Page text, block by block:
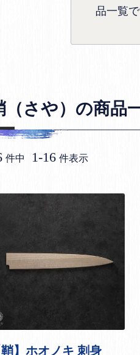
品一覧で
（さや）の商品
件中 1-16 件表示
鞘】ホオノキ 刺身